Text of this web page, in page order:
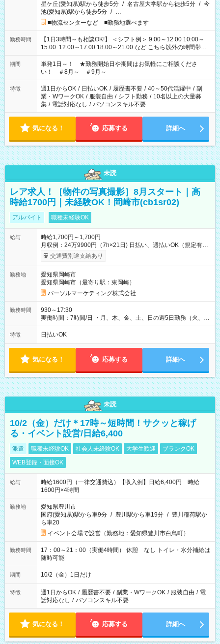
星ケ丘(愛知県)駅から徒歩5分 / 名古屋大学駅から徒歩5分 / 今
池(愛知県)駅から徒歩5分 / …
■物流センターなど ■勤務地選べます
勤務時間
【1日3時間～も相談OK!】 ＜シフト例＞ 9:00～12:00 10:00～
15:00 12:00～17:00 18:00～21:00 など こちら以外の時間帯も
お気軽にご相談ください！
期間
単発1日～！ ★勤務開始日や期間はお気軽にご相談くださ
い！ ＃8月～ ＃9月～
特徴 週1日からOK / 日払いOK / 履歴書不要 / 40～50代活躍中 / 副
業・WワークOK / 服装自由 / シフト勤務 / 10名以上の大量募
集 / 電話対応なし / パソコンスキル不要
気になる！ 応募する 詳細へ
未読
レア求人！［物件の写真撮影］8月スタート｜高
時給1700円｜未経験OK！岡崎市(cb1sr02)
アルバイト 職種未経験OK
給与
時給1,700円～1,700円
月収例：24万9900円（7h×21日) 日払い、週払いOK（規定有
り） 【試用期間】試用期間なし
交通費別途支給あり
勤務地
愛知県岡崎市
愛知県岡崎市（最寄り駅：東岡崎）
パーソルマーケティング株式会社
勤務時間
930～17:30
実働時間：7時間/日 ・月、木、金、土、日の週5日勤務（火、水
は固定休です／夏季、年末年始等、長期休暇有り！） ・ワンシ
フト！ 残業ほぼナシ（0～5h/月）
特徴 日払いOK
気になる！ 応募する 詳細へ
未読
10/2（金）だけ＊17時～短時間！サクッと稼げ
る・イベント設営/日給6,400
派遣 職種未経験OK 社会人未経験OK 大学生歓迎
ブランクOK
WEB登録・面接OK
給与
時給1600円（一律交通費込）【収入例】日給6,400円 時給
1600円×4時間
勤務地
愛知県豊川市
国府(愛知県)駅から車9分 / 豊川駅から車19分 / 豊川稲荷駅か
ら車20
イベント会場で設営（勤務地：愛知県豊川市白鳥町）
勤務時間
17：00～21：00（実働4時間） 休憩 なし トイレ・水分補給は
随時可能
期間 10/2（金）1日だけ
特徴 週1日からOK / 履歴書不要 / 副業・WワークOK / 服装自由 / 電
話対応なし / パソコンスキル不要
気になる！ 応募する 詳細へ